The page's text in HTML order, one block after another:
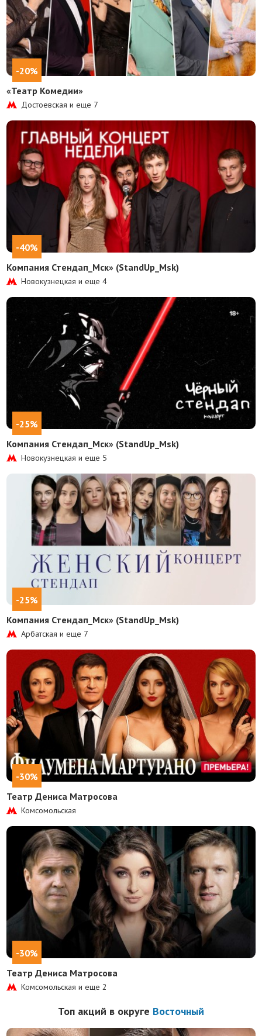
-20%
«Театр Комедии»
Достоевская и еще 7
-40%
Компания Стендап_Мск» (StandUp_Msk)
Новокузнецкая и еще4
-25%
Компания Стендап_Мск» (StandUp_Msk)
Новокузнецкая и еще 5
-25%
Компания Стендап_Мск» (StandUp_Msk)
Арбатская и еще 7
-30%
Театр Дениса Матросова
Комсомольская
-30%
Театр Дениса Матросова
Комсомольская и еще2
Топ акций в округе Восточный